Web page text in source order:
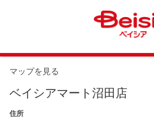
マップを見る
ベイシアマート沼田店
住所